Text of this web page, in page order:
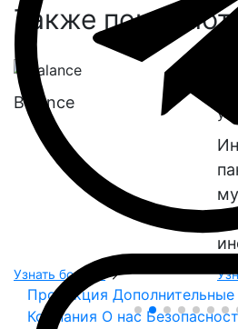
Также покупают:
Интерактивные
панели и
музыкальные
Узнать больше
Продукция
Компания О нас